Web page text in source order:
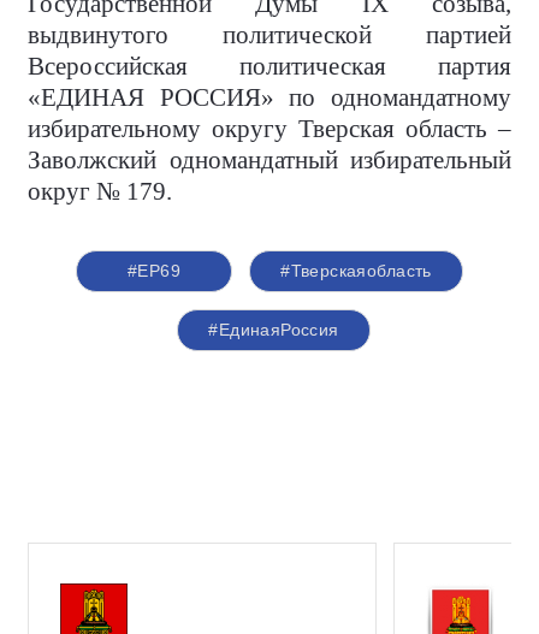
выдвинутого политической партией
Всероссийская политическая партия
«ЕДИНАЯ РОССИЯ» по одномандатному
избирательному округу Тверская область –
Заволжский одномандатный избирательный
округ № 179.
#ЕР69 #Тверскаяобласть
#ЕдинаяРоссия